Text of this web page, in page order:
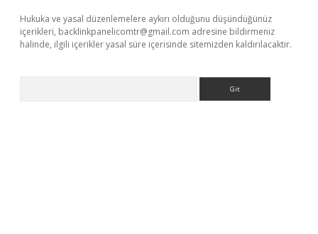
Hukuka ve yasal düzenlemelere aykırı olduğunu düşündüğünüz
içerikleri, backlinkpanelicomtr@gmail.com adresine bildirmeniz
halinde, ilgili içerikler yasal süre içerisinde sitemizden kaldırılacaktır.